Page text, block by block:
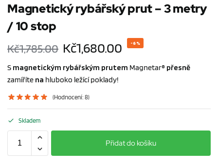
Magnetický rybářský prut – 3 metry
/ 10 stop
Kč1,785.00 Kč1,680.00 -6%
S magnetickým rybářským prutem Magnetar® přesně
zamíříte na hluboko ležící poklady!
(Hodnocení:8)
Skladem
Přidat do košíku